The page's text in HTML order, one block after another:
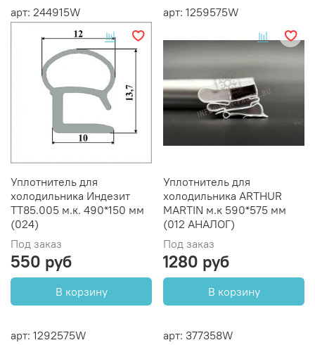
арт: 244915W
Уплотнитель для
холодильника Индезит
ТТ85.005 м.к. 490*150 мм
(024)
Под заказ
550 руб
В корзину
арт: 1259575W
Уплотнитель для
холодильника ARTHUR
MARTIN м.к 590*575 мм
(012 АНАЛОГ)
Под заказ
1280 руб
В корзину
арт: 1292575W арт: 377358W